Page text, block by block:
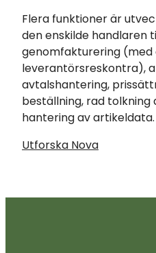
Flera funktioner är
den enskilde handlaren
genomfakturering
leverantörsreskontra),
avtalshantering,
beställning, rad
hantering av artikeldata.
Utforska Nova